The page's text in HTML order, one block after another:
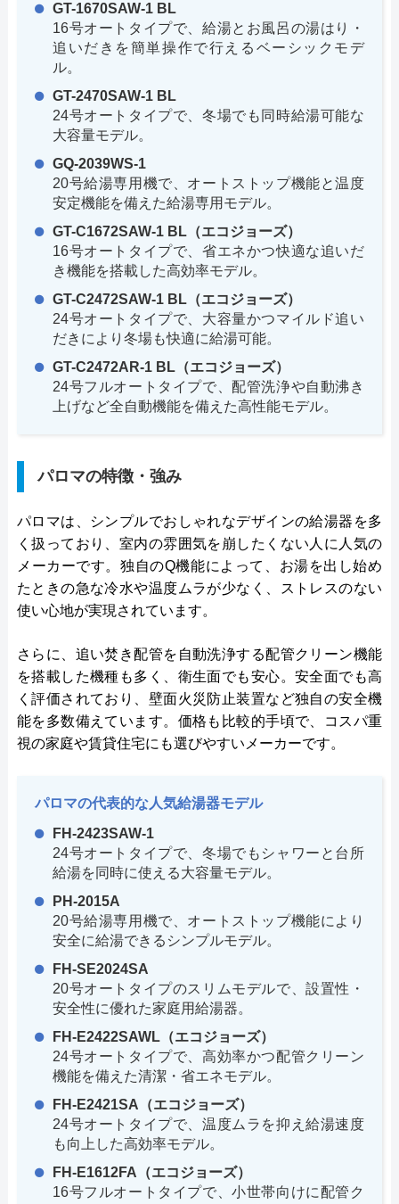
GT-1670SAW-1 BL
16号オートタイプで、給湯とお風呂の湯はり・
追いだきを簡単操作で行えるベーシックモデ
ル。
GT-2470SAW-1 BL
24号オートタイプで、冬場でも同時給湯可能な
大容量モデル。
GQ-2039WS-1
20号給湯専用機で、オートストップ機能と温度
安定機能を備えた給湯専用モデル。
GT-C1672SAW-1 BL（エコジョーズ）
16号オートタイプで、省エネかつ快適な追いだ
き機能を搭載した高効率モデル。
GT-C2472SAW-1 BL（エコジョーズ）
24号オートタイプで、大容量かつマイルド追い
だきにより冬場も快適に給湯可能。
GT-C2472AR-1 BL（エコジョーズ）
24号フルオートタイプで、配管洗浄や自動沸き
上げなど全自動機能を備えた高性能モデル。
パロマの特徴・強み
パロマは、シンプルでおしゃれなデザインの給湯器を多
く扱っており、室内の雰囲気を崩したくない人に人気の
メーカーです。独自のQ機能によって、お湯を出し始め
たときの急な冷水や温度ムラが少なく、ストレスのない
使い心地が実現されています。
さらに、追い焚き配管を自動洗浄する配管クリーン機能
を搭載した機種も多く、衛生面でも安心。安全面でも高
く評価されており、壁面火災防止装置など独自の安全機
能を多数備えています。価格も比較的手頃で、コスパ重
視の家庭や賃貸住宅にも選びやすいメーカーです。
パロマの代表的な人気給湯器モデル
FH-2423SAW-1
24号オートタイプで、冬場でもシャワーと台所
給湯を同時に使える大容量モデル。
PH-2015A
20号給湯専用機で、オートストップ機能により
安全に給湯できるシンプルモデル。
FH-SE2024SA
20号オートタイプのスリムモデルで、設置性・
安全性に優れた家庭用給湯器。
FH-E2422SAWL（エコジョーズ）
24号オートタイプで、高効率かつ配管クリーン
機能を備えた清潔・省エネモデル。
FH-E2421SA（エコジョーズ）
24号オートタイプで、温度ムラを抑え給湯速度
も向上した高効率モデル。
FH-E1612FA（エコジョーズ）
16号フルオートタイプで、小世帯向けに配管ク